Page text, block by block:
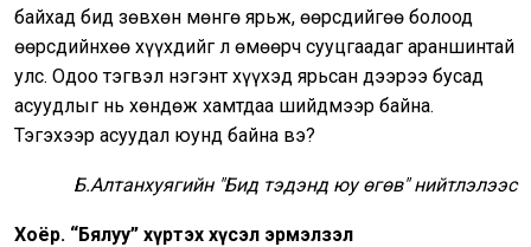
байхад бид зөвхөн мөнгө ярьж, өөрсдийгөө болоод
өөрсдийнхөө хүүхдийг л өмөөрч сууцгаадаг араншинтай
улс. Одоо тэгвэл нэгэнт хүүхэд ярьсан дээрээ бусад
асуудлыг нь хөндөж хамтдаа шийдмээр байна.
Тэгэхээр асуудал юунд байна вэ?
Б.Алтанхуягийн "Бид тэдэнд юу өгөв" нийтлэлээс
Хоёр. “Бялуу” хүртэх хүсэл эрмэлзэл